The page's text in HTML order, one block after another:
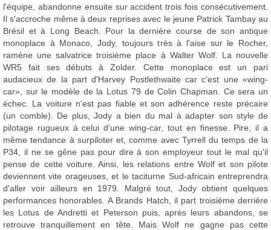
l'équipe, abandonne ensuite sur accident trois fois consécutivement.
Il s'accroche même à deux reprises avec le jeune Patrick Tambay au
Brésil et à Long Beach. Pour la dernière course de son antique
monoplace à Monaco, Jody, toujours très à l'aise sur le Rocher,
ramène une salvatrice troisième place à Walter Wolf. La nouvelle
WR5 fait ses débuts à Zolder. Cette monoplace est un pari
audacieux de la part d'Harvey Postlethwaite car c'est une «wing-
car», sur le modèle de la Lotus 79 de Colin Chapman. Ce sera un
échec. La voiture n'est pas fiable et son adhérence reste précaire
(un comble). De plus, Jody a bien du mal à adapter son style de
pilotage rugueux à celui d'une wing-car, tout en finesse. Pire, il a
même tendance à surpiloter et, comme avec Tyrrell du temps de la
P34, il ne se gêne pas pour dire à son employeur tout le mal qu'il
pense de cette voiture. Ainsi, les relations entre Wolf et son pilote
deviennent vite orageuses, et le taciturne Sud-africain entreprendra
d'aller voir ailleurs en 1979. Malgré tout, Jody obtient quelques
performances honorables. A Brands Hatch, il part troisième derrière
les Lotus de Andretti et Peterson puis, après leurs abandons, se
retrouve tranquillement en tête. Mais Wolf ne gagne pas cette